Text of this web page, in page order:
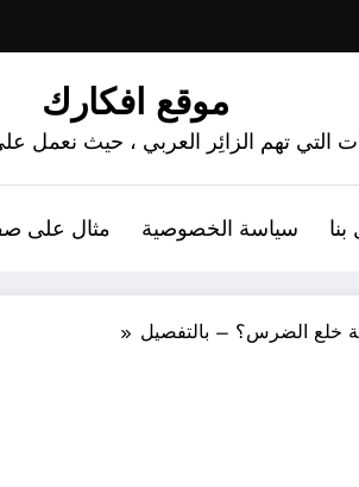
موقع افكارك
التي تهم الزائِر العربي ، حيث نعمل
سياسة الخصوصية مثال على
خلع الضرس؟ – بالتفصيل